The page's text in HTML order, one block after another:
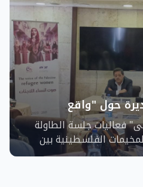
حول "واقع
اللجوء والنزوح"
فعاليات جلسة الطاولة
الفلسطينية بين
من الباحثين والمختصين